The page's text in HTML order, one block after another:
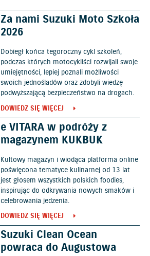
Za nami Suzuki Moto Szkoła
2026
Dobiegł końca tegoroczny cykl szkoleń,
podczas których motocykliści rozwijali swoje
umiejętności, lepiej poznali możliwości
swoich jednośladów oraz zdobyli wiedzę
podwyższającą bezpieczeństwo na drogach.
DOWIEDZ SIĘ WIĘCEJ
e VITARA w podróży z
magazynem KUKBUK
Kultowy magazyn i wiodąca platforma online
poświęcona tematyce kulinarnej od 13 lat
jest głosem wszystkich polskich foodies,
inspirując do odkrywania nowych smaków i
celebrowania jedzenia.
DOWIEDZ SIĘ WIĘCEJ
Suzuki Clean Ocean
powraca do Augustowa